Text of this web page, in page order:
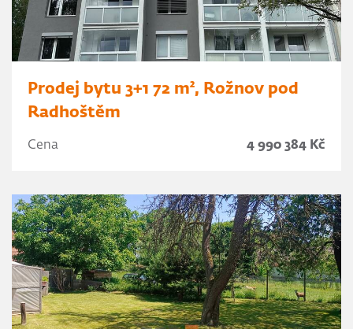
Prodej bytu 3+1 72 m², Rožnov pod
Radhoštěm
Cena 4 990 384 Kč